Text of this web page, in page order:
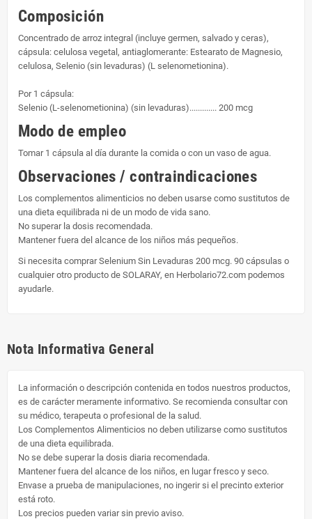
Composición
Concentrado de arroz integral (incluye germen, salvado y ceras),
cápsula: celulosa vegetal, antiaglomerante: Estearato de Magnesio,
celulosa, Selenio (sin levaduras) (L selenometionina).
Por 1 cápsula:
Selenio (L-selenometionina) (sin levaduras)............. 200 mcg
Modo de empleo
Tomar 1 cápsula al día durante la comida o con un vaso de agua.
Observaciones / contraindicaciones
Los complementos alimenticios no deben usarse como sustitutos de
una dieta equilibrada ni de un modo de vida sano.
No superar la dosis recomendada.
Mantener fuera del alcance de los niños más pequeños.
Si necesita comprar Selenium Sin Levaduras 200 mcg. 90 cápsulas o
cualquier otro producto de SOLARAY, en Herbolario72.com podemos
ayudarle.
Nota Informativa General
La información o descripción contenida en todos nuestros productos,
es de carácter meramente informativo. Se recomienda consultar con
su médico, terapeuta o profesional de la salud.
Los Complementos Alimenticios no deben utilizarse como sustitutos
de una dieta equilibrada.
No se debe superar la dosis diaria recomendada.
Mantener fuera del alcance de los niños, en lugar fresco y seco.
Envase a prueba de manipulaciones, no ingerir si el precinto exterior
está roto.
Los precios pueden variar sin previo aviso.